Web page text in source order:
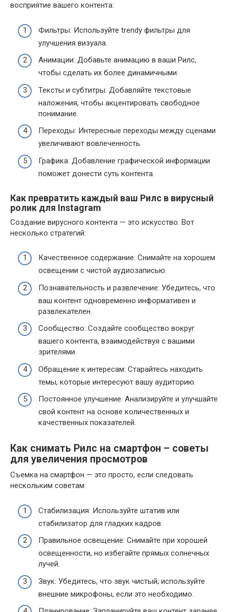
восприятие вашего контента:
Фильтры: Используйте trendy фильтры для
улучшения визуала.
Анимации: Добавьте анимацию в ваши Рилс,
чтобы сделать их более динамичными.
Тексты и субтитры: Добавляйте текстовые
наложения, чтобы акцентировать свободное
понимание.
Переходы: Интересные переходы между сценами
увеличивают вовлеченность.
Графика: Добавление графической информации
поможет донести суть контента.
Как превратить каждый ваш Рилс в вирусный
ролик для Instagram
Создание вирусного контента — это искусство. Вот
несколько стратегий:
Качественное содержание: Снимайте на хорошем
освещении с чистой аудиозаписью.
Познавательность и развлечение: Убедитесь, что
ваш контент одновременно информативен и
развлекателен.
Сообщество: Создайте сообщество вокруг
вашего контента, взаимодействуя с вашими
зрителями.
Обращение к интересам: Старайтесь находить
темы, которые интересуют вашу аудиторию.
Постоянное улучшение: Анализируйте и улучшайте
свой контент на основе количественных и
качественных показателей.
Как снимать Рилс на смартфон – советы
для увеличения просмотров
Съемка на смартфон — это просто, если следовать
нескольким советам:
Стабилизация: Используйте штатив или
стабилизатор для гладких кадров.
Правильное освещение: Снимайте при хорошей
освещенности, но избегайте прямых солнечных
лучей.
Звук: Убедитесь, что звук чистый; используйте
внешние микрофоны, если это необходимо.